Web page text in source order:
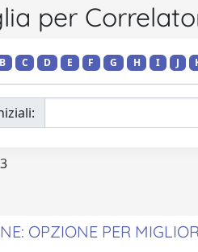
per
B C D E F G H I J
OPZIONE PER